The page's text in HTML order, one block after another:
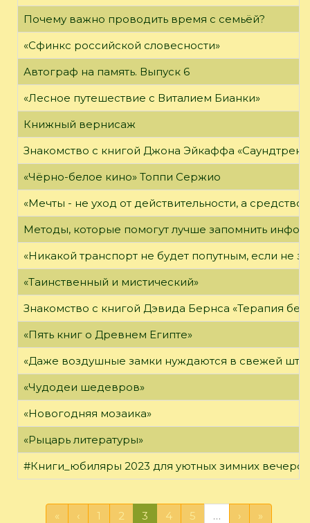
Почему важно проводить время с семьёй?
«Сфинкс российской словесности»
Автограф на память. Выпуск 6
«Лесное путешествие с Виталием Бианки»
Книжный вернисаж
Знакомство с книгой Джона Эйкаффа «Саундтреки
«Чёрно-белое кино» Топпи Сержио
«Мечты - не уход от действительности, а средство
Методы, которые помогут лучше запомнить
«Никакой транспорт не будет попутным, если не
«Таинственный и мистический»
Знакомство с книгой Дэвида Бернса «Терапия
«Пять книг о Древнем Египте»
«Даже воздушные замки нуждаются в свежей
«Чудодеи шедевров»
«Новогодняя мозаика»
«Рыцарь литературы»
#Книги_юбиляры 2023 для уютных зимних вечеров
« ‹ 1 2 3 4 5 … › »